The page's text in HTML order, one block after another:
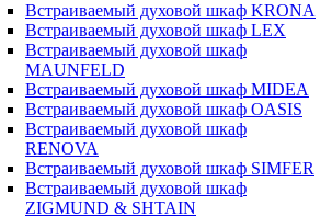
Встраиваемый духовой шкаф KRONA
Встраиваемый духовой шкаф LEX
Встраиваемый духовой шкаф
MAUNFELD
Встраиваемый духовой шкаф MIDEA
Встраиваемый духовой шкаф OASIS
Встраиваемый духовой шкаф
RENOVA
Встраиваемый духовой шкаф SIMFER
Встраиваемый духовой шкаф
ZIGMUND & SHTAIN